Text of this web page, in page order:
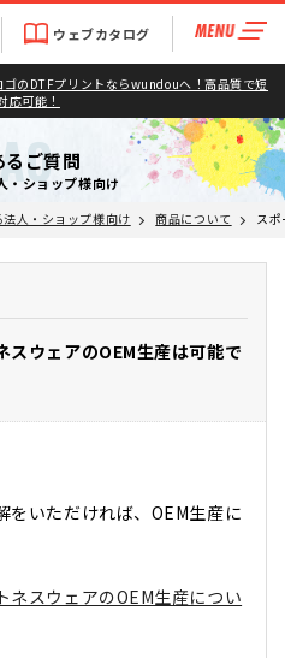
のDTFプリントならwundouへ！高品質で短
応可能！
ウェブカタログ
るご質問
・ショップ様向け
人・ショップ様向け 商品について ス
スウェアのOEM生産は可能で
をいただければ、OEM生産に
スウェアのOEM生産につい